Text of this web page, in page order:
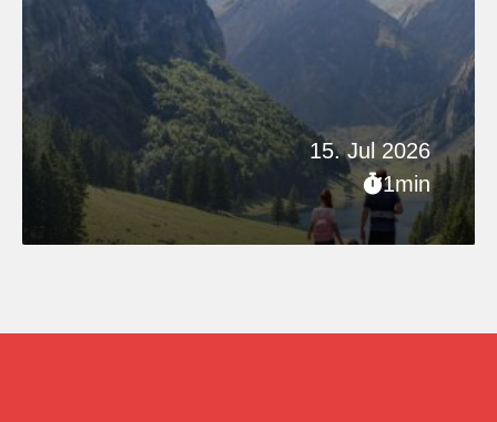
15. Jul 2026
1min